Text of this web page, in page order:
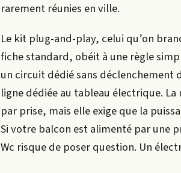
rarement réunies en ville.
Le kit plug-and-play, celui qu’on
fiche standard, obéit à une règle
un circuit dédié sans
ligne dédiée au tableau électrique.
par prise, mais elle exige que la
Si votre balcon est alimenté par une
Wc risque de poser question. Un